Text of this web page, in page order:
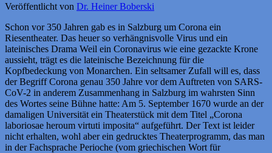
Veröffentlicht von Dr. Heiner Boberski
Schon vor 350 Jahren gab es in Salzburg um Corona ein
Riesentheater. Das heuer so verhängnisvolle Virus und ein
lateinisches Drama Weil ein Coronavirus wie eine gezackte Krone
aussieht, trägt es die lateinische Bezeichnung für die
Kopfbedeckung von Monarchen. Ein seltsamer Zufall will es, dass
der Begriff Corona genau 350 Jahre vor dem Auftreten von SARS-
CoV-2 in anderem Zusammenhang in Salzburg im wahrsten Sinn
des Wortes seine Bühne hatte: Am 5. September 1670 wurde an der
damaligen Universität ein Theaterstück mit dem Titel „Corona
laboriosae heroum virtuti imposita“ aufgeführt. Der Text ist leider
nicht erhalten, wohl aber ein gedrucktes Theaterprogramm, das man
in der Fachsprache Perioche (vom griechischen Wort für